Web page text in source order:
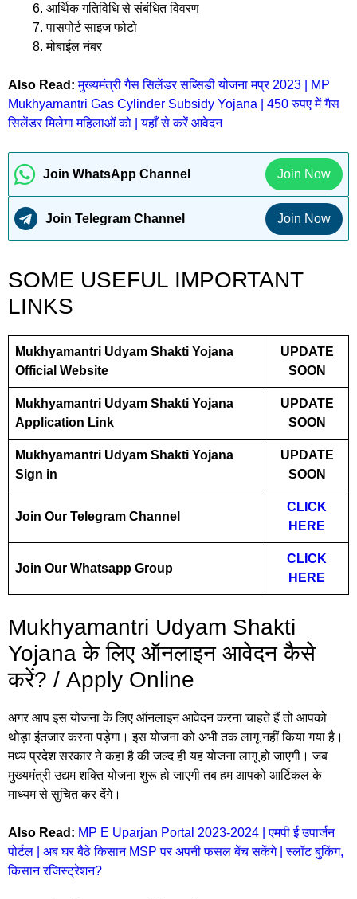
आर्थिक गतिविधि से संबंधित विवरण
पासपोर्ट साइज फोटो
मोबाईल नंबर
Also Read: मुख्यमंत्री गैस सिलेंडर सब्सिडी योजना मप्र 2023 | MP
Mukhyamantri Gas Cylinder Subsidy Yojana | 450 रुपए में गैस
सिलेंडर मिलेगा महिलाओं को | यहाँ से करें आवेदन
Join WhatsApp Channel Join Now
Join Telegram Channel Join Now
SOME USEFUL IMPORTANT
LINKS
Mukhyamantri Udyam Shakti Yojana
Official Website
UPDATE
SOON
Mukhyamantri Udyam Shakti Yojana
Application Link
UPDATE
SOON
Mukhyamantri Udyam Shakti Yojana
Sign in
UPDATE
SOON
Join Our Telegram Channel
CLICK
HERE
Join Our Whatsapp Group
CLICK
HERE
Mukhyamantri Udyam Shakti
Yojana के लिए ऑनलाइन आवेदन कैसे
करें? / Apply Online
अगर आप इस योजना के लिए ऑनलाइन आवेदन करना चाहते हैं तो आपको
थोड़ा इंतजार करना पड़ेगा। इस योजना को अभी तक लागू नहीं किया गया है।
मध्य प्रदेश सरकार ने कहा है की जल्द ही यह योजना लागू हो जाएगी। जब
मुख्यमंत्री उद्यम शक्ति योजना शुरू हो जाएगी तब हम आपको आर्टिकल के
माध्यम से सुचित कर देंगे।
Also Read: MP E Uparjan Portal 2023-2024 | एमपी ई उपार्जन
पोर्टल | अब घर बैठे किसान MSP पर अपनी फसल बेंच सकेंगे | स्लॉट बुकिंग,
किसान रजिस्ट्रेशन?